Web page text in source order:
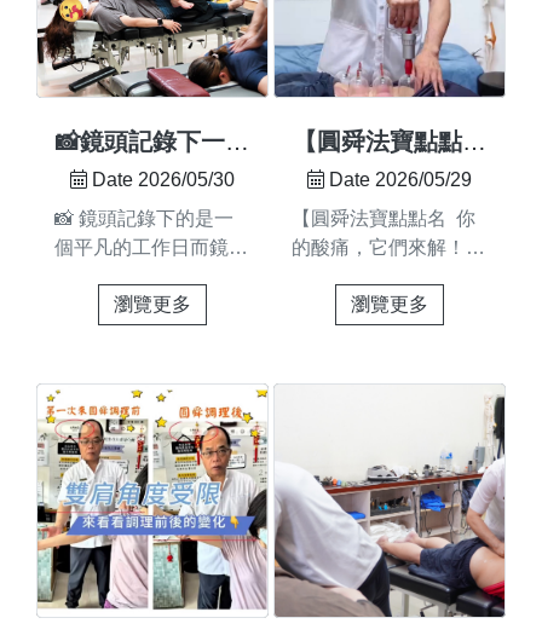
啟發 😊每一次學習，
都是對專業的一次深耕
感謝蔡博士撥冗分享，
期待未來有更多交流的
機會 🙌#圓舜 #虹膜檢
學 #專業進修
步建立正確的觀念與操
作能力因為好的調理從
來不只是看懂手法更重
要的是學會觀察身體了
解身體組織並在安全的
一次提問 💬每一次練
習 🤝每一次修正 📖都
是邁向專業的重要過程
重視評估與安全觀念👥
手調理 #體態調理 #專
業培訓 #台南課程
📸鏡頭記錄下一個
平凡的工作日
Date 2026/05/30
📸 鏡頭記錄下的是一
個平凡的工作日而鏡頭
的專注與堅持 ✨專注於
每一次調理 🙌因為我
們知道每位走進圓舜的
朋友都帶著對健康的期
待與信任 ❤️這份信任
值得我們用更多的專業
更細膩的觀察去回應
🌿謝謝您將身體交給我
們 🤝我們會繼續用心
守護這份託付陪伴您找
瀏覽更多
【圓舜法寶點點名
⚔️ 你的酸痛，它
Date 2026/05/29
【圓舜法寶點點名 你
的酸痛，它們來解！】
結:https://youtube.com/
奏，我容易嗎我？看來
圈」？錄得非常快樂呢
誰說傳統整復很沉悶？
看王老師把專業工具玩
出新節奏！ 攜帶式拔
罐器 AMCT 活化槍 頸
椎,四肢頓壓版 / 頓壓
床 筋膜刀 / 筋膜槍不管
瀏覽更多